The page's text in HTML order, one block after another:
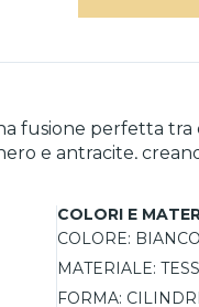
perfetta
e antracite,
alle preferenze
struttura solida
ambiente.
COLORI E
COLORE:
MATERIALE:
FORMA: